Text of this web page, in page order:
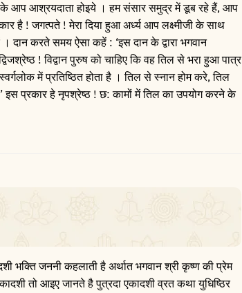
के आप आश्रयदाता होइये । हम संसार समुद्र में डूब रहे हैं, आप
है ! जगत्पते ! मेरा दिया हुआ अर्ध्य आप लक्ष्मीजी के साथ
करते समय ऐसा कहें : ‘इस दान के द्वारा भगवान
! विद्वान पुरुष को चाहिए कि वह तिल से भरा हुआ पात्र
में प्रतिष्ठित होता है । तिल से स्नान होम करे, तिल
प्रकार हे नृपश्रेष्ठ ! छ: कामों में तिल का उपयोग करने के
भक्ति जननी कहलाती है अर्थात भगवान श्री कृष्ण की प्रेम
तो आइए जानते है पुत्रदा एकादशी व्रत कथा युधिष्ठिर